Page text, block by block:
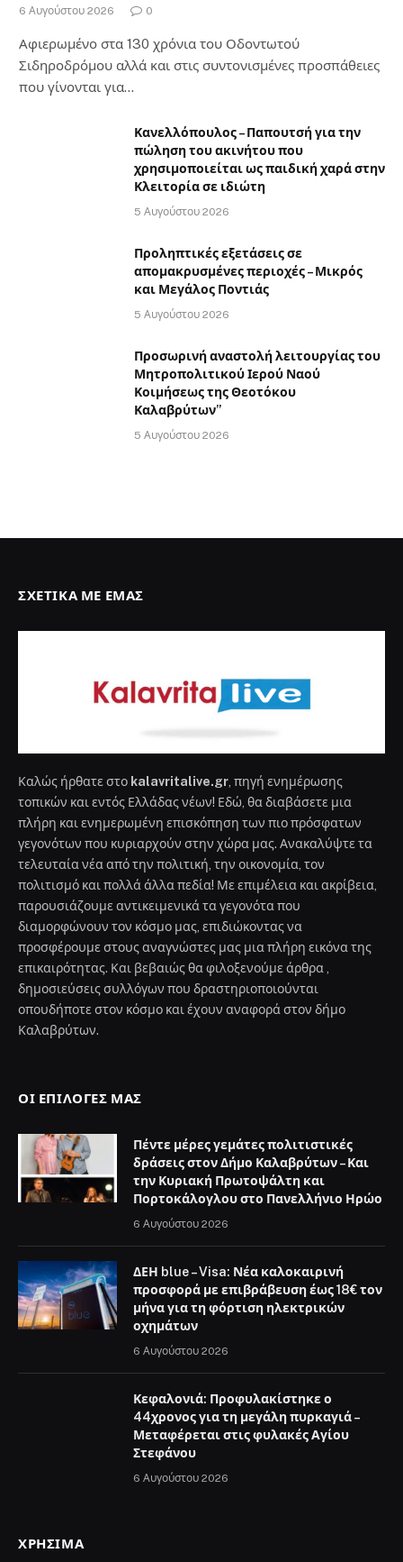
6 Αυγούστου 2026 0
Αφιερωμένο στα 130 χρόνια του Οδοντωτού
Σιδηροδρόμου αλλά και στις συντονισμένες προσπάθειες
που γίνονται για…
Κανελλόπουλος – Παπουτσή για την
πώληση του ακινήτου που
χρησιμοποιείται ως παιδική χαρά στην
Κλειτορία σε ιδιώτη
5 Αυγούστου 2026
Προληπτικές εξετάσεις σε
απομακρυσμένες περιοχές – Μικρός
και Μεγάλος Ποντιάς
5 Αυγούστου 2026
Προσωρινή αναστολή λειτουργίας του
Μητροπολιτικού Ιερού Ναού
Κοιμήσεως της Θεοτόκου
Καλαβρύτων”
5 Αυγούστου 2026
ΣΧΕΤΙΚΆ ΜΕ ΕΜΆΣ
Καλώς ήρθατε στο kalavritalive.gr , πηγή ενημέρωσης
τοπικών και εντός Ελλάδας νέων! Εδώ, θα διαβάσετε μια
πλήρη και ενημερωμένη επισκόπηση των πιο πρόσφατων
γεγονότων που κυριαρχούν στην χώρα μας. Ανακαλύψτε τα
τελευταία νέα από την πολιτική, την οικονομία, τον
πολιτισμό και πολλά άλλα πεδία! Με επιμέλεια και ακρίβεια,
παρουσιάζουμε αντικειμενικά τα γεγονότα που
διαμορφώνουν τον κόσμο μας, επιδιώκοντας να
προσφέρουμε στους αναγνώστες μας μια πλήρη εικόνα της
επικαιρότητας. Και βεβαιώς θα φιλοξενούμε άρθρα ,
δημοσιεύσεις συλλόγων που δραστηριοποιούνται
οπουδήποτε στον κόσμο και έχουν αναφορά στον δήμο
Καλαβρύτων.
ΟΙ ΕΠΙΛΟΓΈΣ ΜΑΣ
Πέντε μέρες γεμάτες πολιτιστικές
δράσεις στον Δήμο Καλαβρύτων – Και
την Κυριακή Πρωτοψάλτη και
Πορτοκάλογλου στο Πανελλήνιο Ηρώο
6 Αυγούστου 2026
ΔΕΗ blue – Visa: Νέα καλοκαιρινή
προσφορά με επιβράβευση έως 18€ τον
μήνα για τη φόρτιση ηλεκτρικών
οχημάτων
6 Αυγούστου 2026
Κεφαλονιά: Προφυλακίστηκε ο
44χρονος για τη μεγάλη πυρκαγιά –
Μεταφέρεται στις φυλακές Αγίου
Στεφάνου
6 Αυγούστου 2026
ΧΡΉΣΙΜΑ